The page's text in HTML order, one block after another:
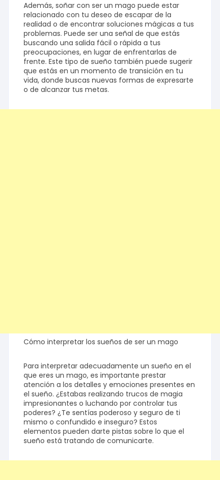
Además, soñar con ser un mago puede estar
relacionado con tu deseo de escapar de la
realidad o de encontrar soluciones mágicas a tus
problemas. Puede ser una señal de que estás
buscando una salida fácil o rápida a tus
preocupaciones, en lugar de enfrentarlas de
frente. Este tipo de sueño también puede sugerir
que estás en un momento de transición en tu
vida, donde buscas nuevas formas de expresarte
o de alcanzar tus metas.
Cómo interpretar los sueños de ser un mago
Para interpretar adecuadamente un sueño en el
que eres un mago, es importante prestar
atención a los detalles y emociones presentes en
el sueño. ¿Estabas realizando trucos de magia
impresionantes o luchando por controlar tus
poderes? ¿Te sentías poderoso y seguro de ti
mismo o confundido e inseguro? Estos
elementos pueden darte pistas sobre lo que el
sueño está tratando de comunicarte.